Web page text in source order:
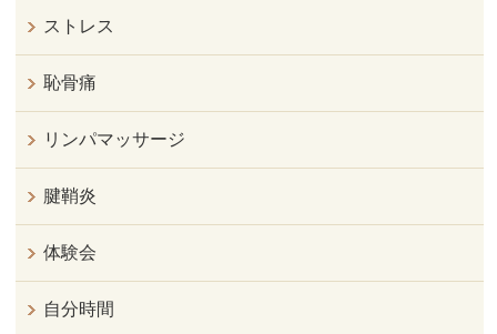
ストレス
恥骨痛
リンパマッサージ
腱鞘炎
体験会
自分時間